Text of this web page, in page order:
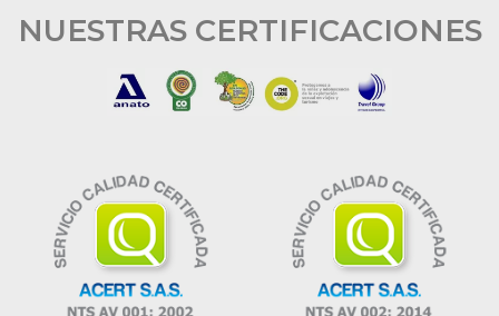
NUESTRAS CERTIFICACIONES